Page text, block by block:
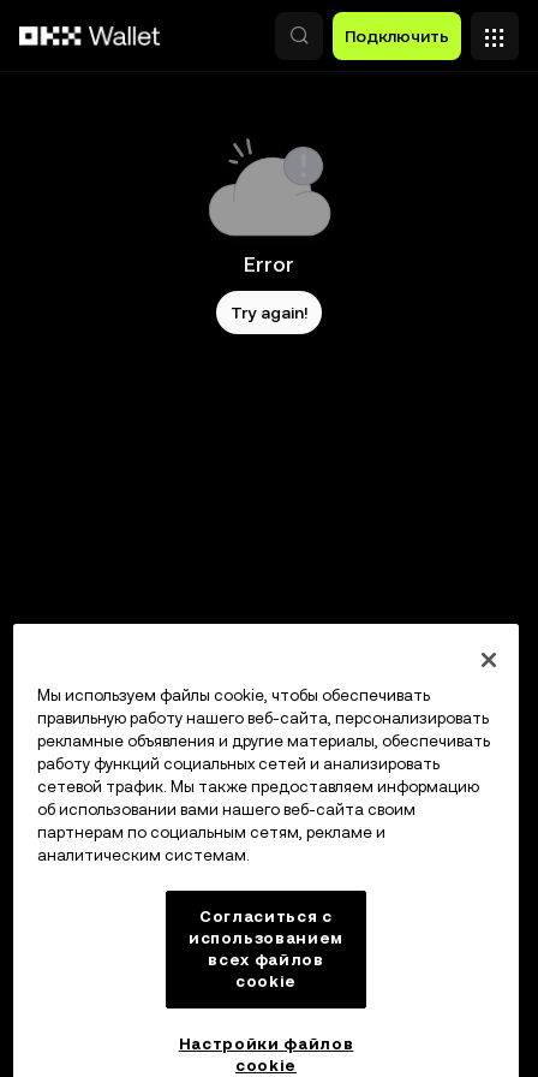
Подключить
Error
Try again!
Мы используем файлы cookie, чтобы обеспечивать
правильную работу нашего веб-сайта, персонализировать
рекламные объявления и другие материалы, обеспечивать
работу функций социальных сетей и анализировать
сетевой трафик. Мы также предоставляем информацию
об использовании вами нашего веб-сайта своим
партнерам по социальным сетям, рекламе и
аналитическим системам.
Согласиться с
использованием
всех файлов
cookie
Настройки файлов
cookie